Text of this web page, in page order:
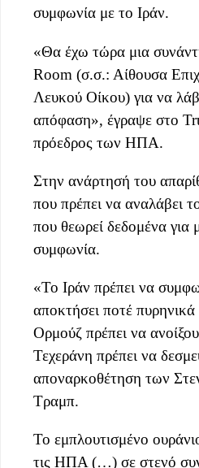
συμφωνία με το Ιράν.
«Θα έχω τώρα μια
Room (σ.σ.: Αίθουσα
Λευκού Οίκου) για να
απόφαση», έγραψε στο
πρόεδρος των ΗΠΑ.
Στην ανάρτησή του
που πρέπει να αναλάβει
που θεωρεί δεδομένα για
συμφωνία.
«Το Ιράν πρέπει να
αποκτήσει ποτέ
Ορμούζ πρέπει να
Τεχεράνη πρέπει να
αποναρκοθέτηση των
Τραμπ.
Το εμπλουτισμένο
τις ΗΠΑ (…) σε στενό